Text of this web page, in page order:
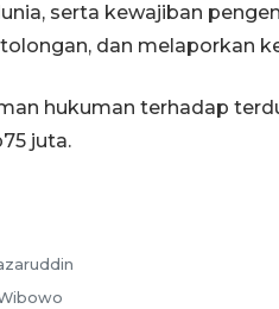
serta kewajiban
dan melaporkan
hukuman terhadap
juta.